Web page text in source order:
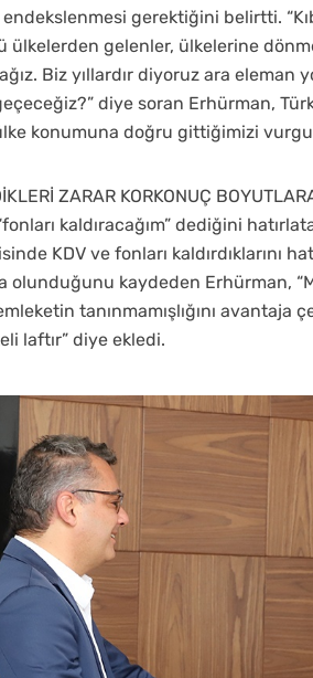
gerektiğini belirtti.
ülkelerden gelenler, ülkelerine
Biz yıllardır diyoruz ara eleman
diye soran Erhürman,
konumuna doğru gittiğimizi
ZARAR KORKONUÇ
kaldıracağım” dediğini
KDV ve fonları kaldırdıklarını
olunduğunu kaydeden Erhürman,
tanınmamışlığını
laftır” diye ekledi.